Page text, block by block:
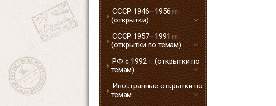
СССР 1946—1956 гг.
(открытки)
СССР 1957—1991 гг.
(открытки по темам)
РФ с 1992 г. (открытки по
темам)
Иностранные открытки по
темам